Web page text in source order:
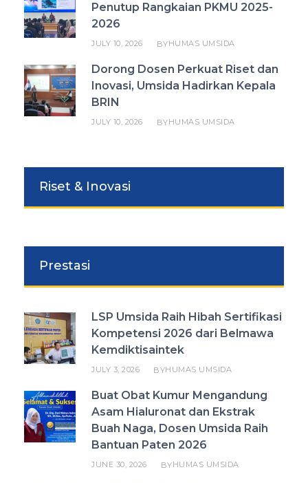
Penutup Rangkaian PKMU 2025-
2026
JULY 10, 2026 BYHUMAS UMSIDA
Dorong Dosen Perkuat Riset dan
Inovasi, Umsida Hadirkan Kepala
BRIN
JULY 10, 2026 BYHUMAS UMSIDA
Riset & Inovasi
Prestasi
LSP Umsida Raih Hibah Sertifikasi
Kompetensi 2026 dari Belmawa
Kemdiktisaintek
JULY 3, 2026 BYHUMAS UMSIDA
Buat Obat Kumur Mengandung
Asam Hialuronat dan Ekstrak
Buah Naga, Dosen Umsida Raih
Bantuan Paten 2026
JUNE 30, 2026 BYHUMAS UMSIDA